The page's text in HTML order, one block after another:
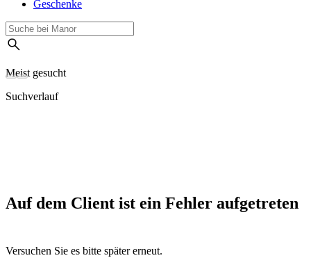
Geschenke
Meist gesucht
Suchverlauf
Auf dem Client ist ein Fehler aufgetreten
Versuchen Sie es bitte später erneut.